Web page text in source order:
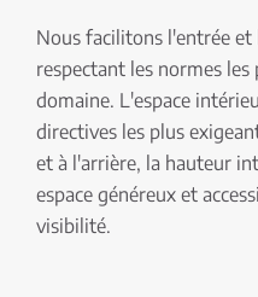
Nous facilitons l'entrée et
respectant les normes les
domaine. L'espace
directives les plus
et à l'arrière, la hauteur
espace généreux et
visibilité.